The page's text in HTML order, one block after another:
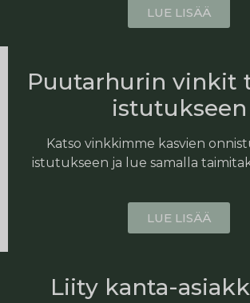
LUE LISÄÄ
Puutarhurin vinkit
istutukseen
Katso vinkkimme kasvien
istutukseen ja lue samalla
LUE LISÄÄ
Liity kanta-